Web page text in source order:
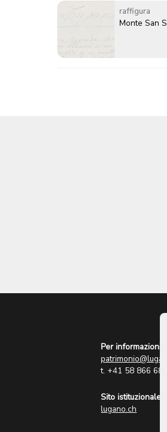
raffigura
Monte San
Per informazioni:
t. +41 58 866 68
Sito istituzionale:
lugano.ch